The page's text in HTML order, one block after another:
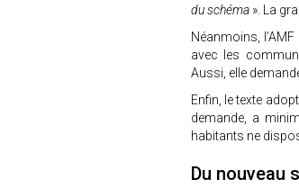
du schéma ». La
Néanmoins,
avec les
Aussi, elle
Enfin, le texte
demande, a
habitants ne
Du nouveau